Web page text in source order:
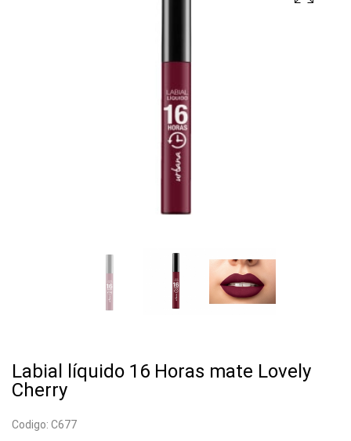
Labial líquido 16 Horas mate Lovely
Cherry
Codigo: C677